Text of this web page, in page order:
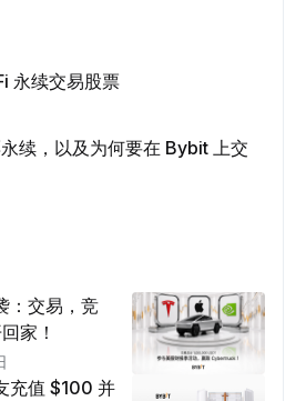
永续交易股票
续，以及为何要在 Bybit 上交
：交易，竞
家！
充值 $100 并